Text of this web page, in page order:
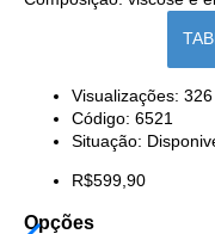
Visualizações: 326
Código: 6521
Situação:
R$599,90
Opções